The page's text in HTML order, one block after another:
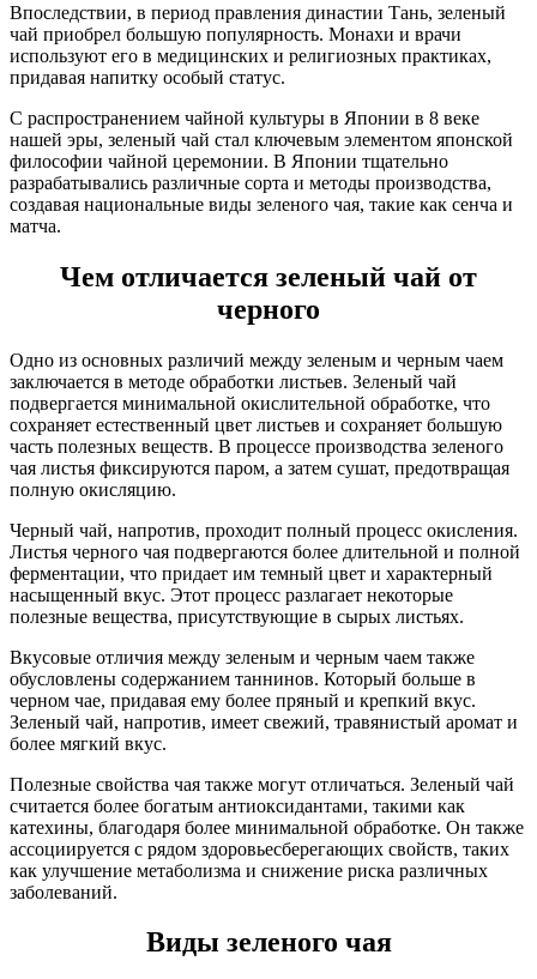
Впоследствии, в период правления династии Тань, зеленый
чай приобрел большую популярность. Монахи и врачи
используют его в медицинских и религиозных практиках,
придавая напитку особый статус.
С распространением чайной культуры в Японии в 8 веке
нашей эры, зеленый чай стал ключевым элементом японской
философии чайной церемонии. В Японии тщательно
разрабатывались различные сорта и методы производства,
создавая национальные виды зеленого чая, такие как сенча и
матча.
Чем отличается зеленый чай от
черного
Одно из основных различий между зеленым и черным чаем
заключается в методе обработки листьев. Зеленый чай
подвергается минимальной окислительной обработке, что
сохраняет естественный цвет листьев и сохраняет большую
часть полезных веществ. В процессе производства зеленого
чая листья фиксируются паром, а затем сушат, предотвращая
полную окисляцию.
Черный чай, напротив, проходит полный процесс окисления.
Листья черного чая подвергаются более длительной и полной
ферментации, что придает им темный цвет и характерный
насыщенный вкус. Этот процесс разлагает некоторые
полезные вещества, присутствующие в сырых листьях.
Вкусовые отличия между зеленым и черным чаем также
обусловлены содержанием таннинов. Который больше в
черном чае, придавая ему более пряный и крепкий вкус.
Зеленый чай, напротив, имеет свежий, травянистый аромат и
более мягкий вкус.
Полезные свойства чая также могут отличаться. Зеленый чай
считается более богатым антиоксидантами, такими как
катехины, благодаря более минимальной обработке. Он также
ассоциируется с рядом здоровьесберегающих свойств, таких
как улучшение метаболизма и снижение риска различных
заболеваний.
Виды зеленого чая